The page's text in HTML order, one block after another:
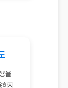
을
하지